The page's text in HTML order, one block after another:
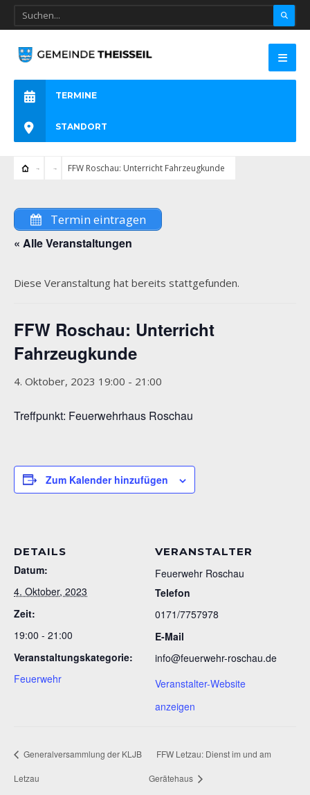
TERMINE
STANDORT
FFW Roschau: Unterricht Fahrzeugkunde
Termin eintragen
« Alle Veranstaltungen
Diese Veranstaltung hat bereits stattgefunden.
FFW Roschau: Unterricht
Fahrzeugkunde
4. Oktober, 2023 19:00 - 21:00
Treffpunkt: Feuerwehrhaus Roschau
Zum Kalender hinzufügen
DETAILS
Datum:
4. Oktober, 2023
Zeit:
19:00 - 21:00
Veranstaltungskategorie:
Feuerwehr
VERANSTALTER
Feuerwehr Roschau
Telefon
0171/7757978
E-Mail
info@feuerwehr-roschau.de
Veranstalter-Website
anzeigen
Generalversammlung der KLJB
Letzau
FFW Letzau: Dienst im und am
Gerätehaus